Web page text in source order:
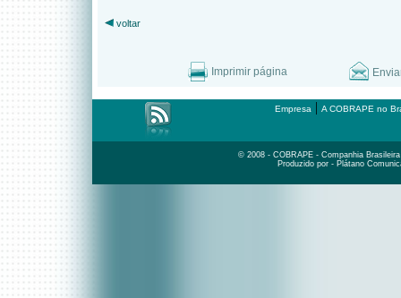
voltar
Imprimir página
Empresa | A COBRAPE no
© 2008 - COBRAPE - Companhia
Produzido por - Plátano